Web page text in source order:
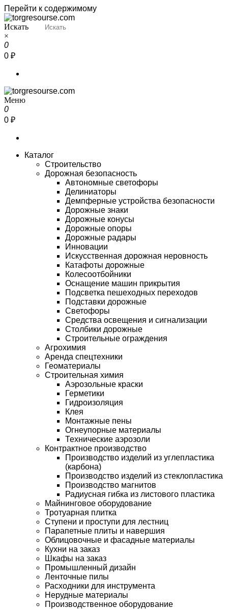
Перейти к содержимому
Torgresourse
Промышленный маркетплейс
Искать
×
0
0 ₽
Torgresourse
Промышленный маркетплейс
Меню
0
0 ₽
Каталог
Строительство
Дорожная безопасность
Автономные светофоры
Делиниаторы
Демпферные устройства безопасности
Дорожные знаки
Дорожные конусы
Дорожные опоры
Дорожные радары
Инновации
Искусственная дорожная неровность
Катафоты дорожные
Колесоотбойники
Оснащение машин прикрытия
Подсветка пешеходных переходов
Подставки дорожные
Светофоры
Средства освещения и сигнализации
Столбики дорожные
Строительные ограждения
Агрохимия
Аренда спецтехники
Геоматериалы
Строительная химия
Аэрозольные краски
Герметики
Гидроизоляция
Клея
Монтажные пены
Огнеупорные материалы
Технические аэрозоли
Контрактное производство
Производство изделий из углепластика
(карбона)
Производство изделий из стеклопластика
Производство магнитов
Радиусная гибка из листового пластика
Майнинговое оборудование
Тротуарная плитка
Ступени и проступи для лестниц
Парапетные плиты и навершия
Облицовочные и фасадные материалы
Кухни на заказ
Шкафы на заказ
Промышленный дизайн
Ленточные пилы
Расходники для инструмента
Нерудные материалы
Производственное оборудование